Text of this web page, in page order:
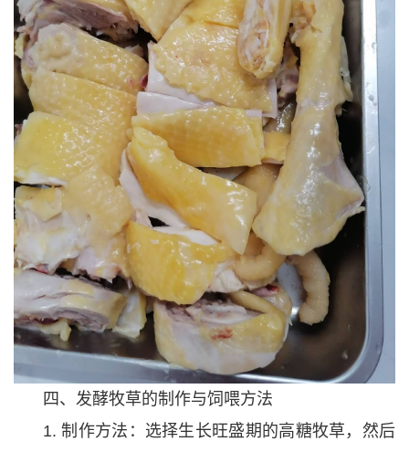
四、发酵牧草的制作与饲喂方法
1. 制作方法：选择生长旺盛期的高糖牧草，然后